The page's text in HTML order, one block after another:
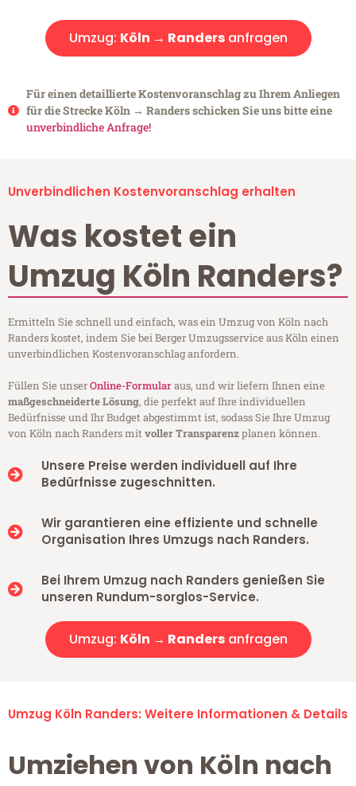
Umzug: Köln → Randersanfragen
Für einen detaillierte Kostenvoranschlag zu Ihrem Anliegen
für die Strecke Köln → Randers schicken Sie uns bitte eine
unverbindliche Anfrage!
Unverbindlichen Kostenvoranschlag erhalten
Was kostet ein
Umzug Köln Randers?
Ermitteln Sie schnell und einfach, was ein Umzug von Köln nach
Randers kostet, indem Sie bei Berger Umzugsservice aus Köln einen
unverbindlichen Kostenvoranschlag anfordern.
Füllen Sie unserOnline-Formularaus, und wir liefern Ihnen eine
maßgeschneiderte Lösung, die perfekt auf Ihre individuellen
Bedürfnisse und Ihr Budget abgestimmt ist, sodass Sie Ihre Umzug
von Köln nach Randers mitvoller Transparenzplanen können.
Unsere Preise werden individuell auf Ihre
Bedürfnisse zugeschnitten.
Wir garantieren eine effiziente und schnelle
Organisation Ihres Umzugs nach Randers.
Bei Ihrem Umzug nach Randers genießen Sie
unseren Rundum-sorglos-Service.
Umzug: Köln → Randersanfragen
Umzug Köln Randers: Weitere Informationen & Details
Umziehen von Köln nach